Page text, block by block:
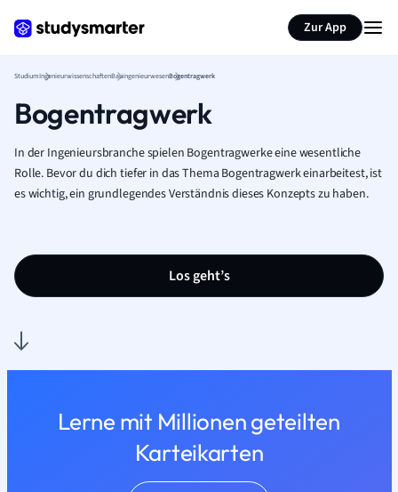
Zur App
StudiumIngenieurwissenschaftenBauingenieurwesenBogentragwerk
Bogentragwerk
In der Ingenieursbranche spielen Bogentragwerke eine wesentliche
Rolle. Bevor du dich tiefer in das Thema Bogentragwerk einarbeitest, ist
es wichtig, ein grundlegendes Verständnis dieses Konzepts zu haben.
Los geht’s
Lerne mit Millionen geteilten
Karteikarten